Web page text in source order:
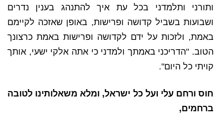
ותורני ותלמדני בכל עת איך להתנהג בענין נדרים
ושבועות בשביל קדושה ופרישות, באופן שאזכה לקיימם
באמת, ולזכות על ידם לקדושה ופרישות באמת כרצונך
הטוב. "הדריכני באמתך ולמדני כי אתה אלקי ישעי, אותך
קויתי כל היום".
חוס ורחם עלי ועל כל ישראל, ומלא משאלותינו לטובה
ברחמים,